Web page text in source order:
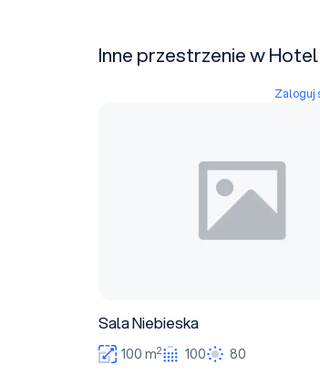
Inne przestrzenie w
Zaloguj
Sala Niebieska
100 m2 100 80